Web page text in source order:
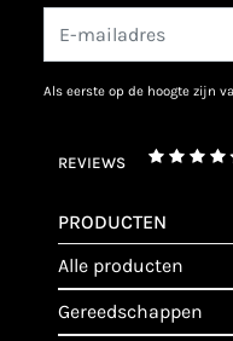
als eerste op de hoogte zijn
REVIEWS
PRODUCTEN
alle producten
gereedschappen